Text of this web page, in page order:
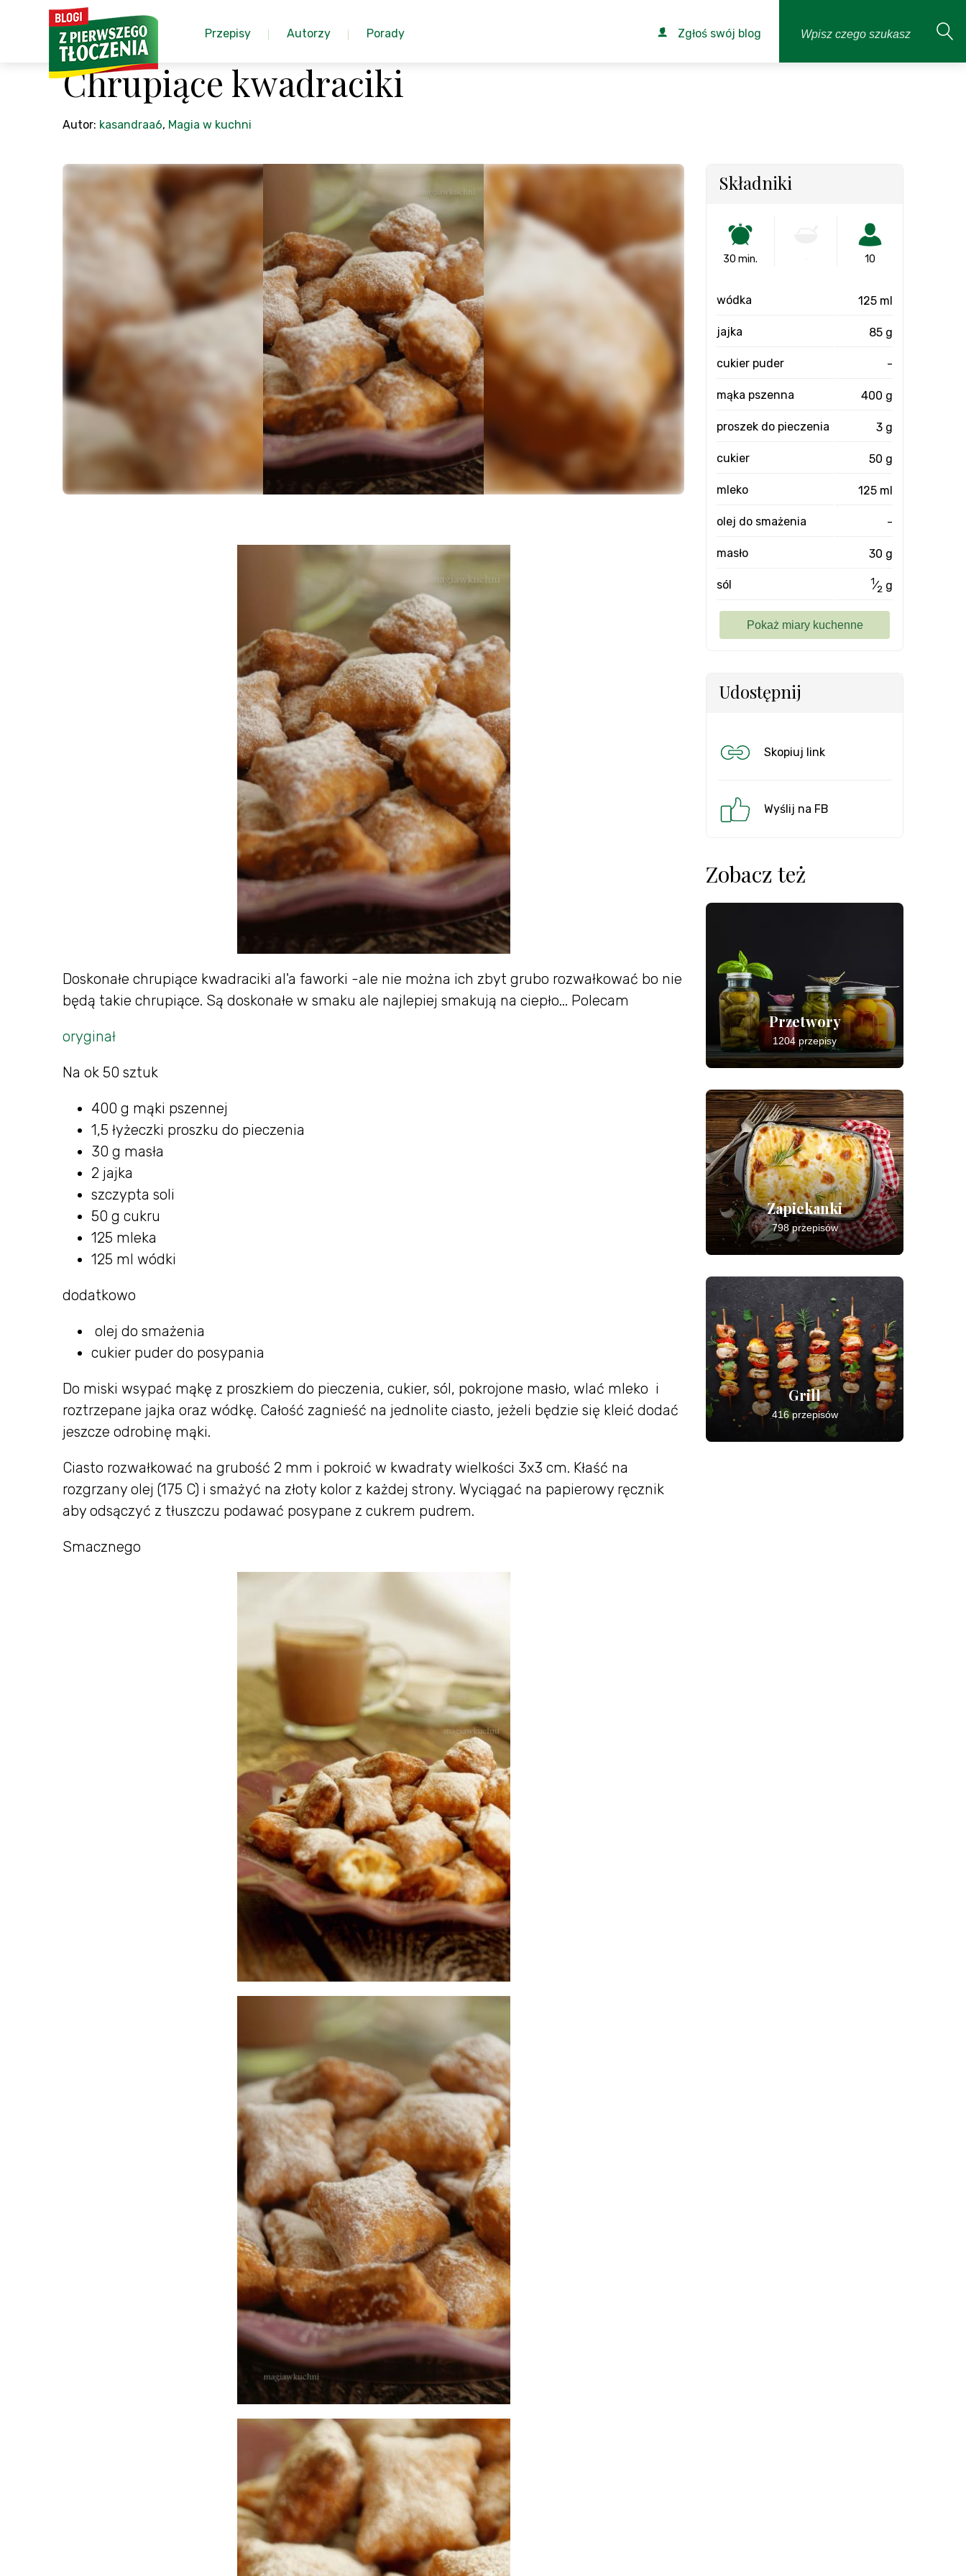
Przepisy Autorzy Porady Zgłoś swój blog
Chrupiące kwadraciki
Autor: kasandraa6, Magia w kuchni
Doskonałe chrupiące kwadraciki al'a faworki -ale nie można ich zbyt grubo rozwałkować bo nie
będą takie chrupiące. Są doskonałe w smaku ale najlepiej smakują na ciepło... Polecam
oryginał
Na ok 50 sztuk
400 g mąki pszennej
1,5 łyżeczki proszku do pieczenia
30 g masła
2 jajka
szczypta soli
50 g cukru
125 mleka
125 ml wódki
dodatkowo
olej do smażenia
cukier puder do posypania
Do miski wsypać mąkę z proszkiem do pieczenia, cukier, sól, pokrojone masło, wlać mleko i
roztrzepane jajka oraz wódkę. Całość zagnieść na jednolite ciasto, jeżeli będzie się kleić dodać
jeszcze odrobinę mąki.
Ciasto rozwałkować na grubość 2 mm i pokroić w kwadraty wielkości 3x3 cm. Kłaść na
rozgrzany olej (175 C) i smażyć na złoty kolor z każdej strony. Wyciągać na papierowy ręcznik
aby odsączyć z tłuszczu podawać posypane z cukrem pudrem.
Smacznego
Składniki
30 min. 10
wódka 125 ml
jajka 85 g
cukier puder -
mąka pszenna 400 g
proszek do pieczenia 3 g
cukier 50 g
mleko 125 ml
olej do smażenia -
masło 30 g
sól 1⁄2 g
Udostępnij
Skopiuj link
Wyślij na FB
Zobacz też
Przetwory
1204 przepisy
Zapiekanki
798 przepisów
Grill
416 przepisów